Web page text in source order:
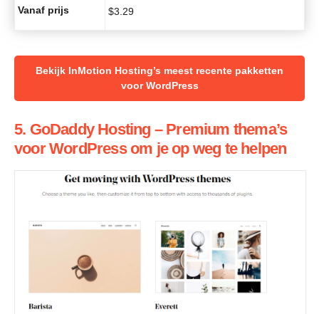
Vanaf prijs $3.29
Bekijk InMotion Hosting’s meest recente pakketten
voor WordPress
5. GoDaddy Hosting – Premium thema’s
voor WordPress om je op weg te helpen